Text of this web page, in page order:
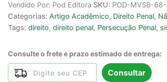
Vendido Por: Pod Editora SKU: POD-MVSB-
Categorias: Artigo Acadêmico, Direito Penal,
Tags: direito, direito penal, Persecução Penal,
Consulte o frete e prazo estimado de entrega:
Consultar